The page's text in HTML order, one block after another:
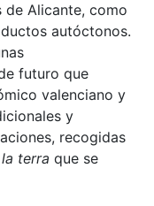
de Alicante, como
autóctonos.
futuro que
valenciano y
y
recogidas
terra que se